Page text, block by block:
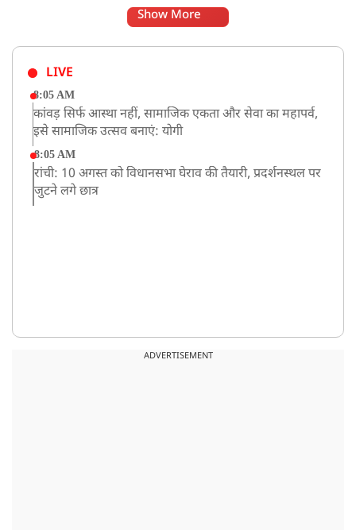
Show More
LIVE
8:05 AM
कांवड़ सिर्फ आस्था नहीं, सामाजिक एकता और सेवा का महापर्व,
इसे सामाजिक उत्सव बनाएं: योगी
8:05 AM
रांची: 10 अगस्त को विधानसभा घेराव की तैयारी, प्रदर्शनस्थल पर
जुटने लगे छात्र
ADVERTISEMENT